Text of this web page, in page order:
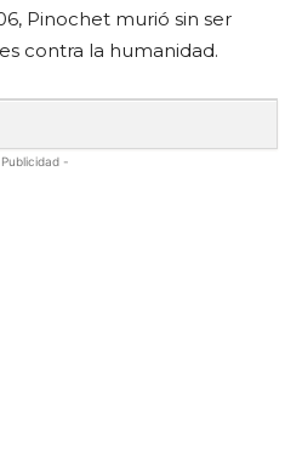
Pinochet murió sin ser
contra la humanidad.
-